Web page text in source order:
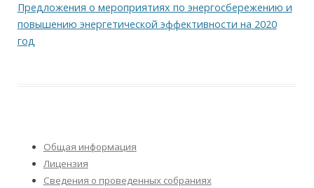
Предложения о мероприятиях по энергосбережению и
повышению энергетической эффективности на 2020
год
Общая информация
Лицензия
Сведения о проведенных собраниях